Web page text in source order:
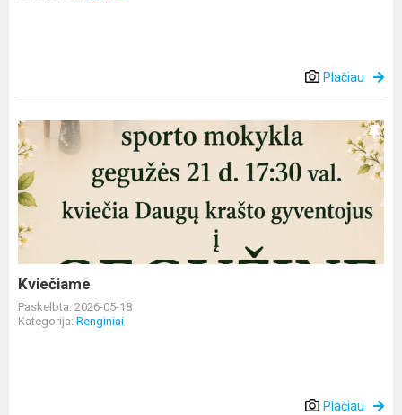
Plačiau
Kviečiame
Kviečiame
Paskelbta: 2026-05-18
Kategorija: Renginiai
Plačiau